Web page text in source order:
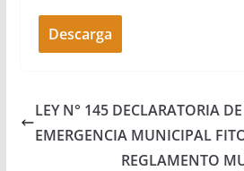
Descarga
LEY N° 145 DECLARATORIA
EMERGENCIA MUNICIPAL
REGLAMENTO